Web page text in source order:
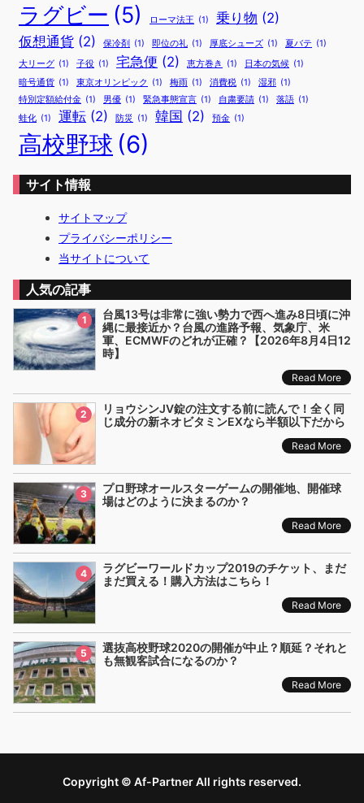
ラグビー (5) ローマ法王 (1) 乗り物 (2)
仮想通貨 (2) 保冷剤 (1) 即位の礼 (1) 厚底シューズ (1) 夏バテ (1)
大リーグ (1) 子役 (1) 宅急便 (2) 恵方巻き (1) 日本の気候 (1)
暗号通貨 (1) 東京オリンピック (1) 梅雨 (1) 消費税 (1) 湿邪 (1)
特別定額給付金 (1) 男優 (1) 緊急事態宣言 (1) 自粛要請 (1) 落語 (1)
蛙化 (1) 運転 (2) 防災 (1) 韓国 (2) 預金 (1)
高校野球 (6)
サイト情報
サイトマップ
プライバシーポリシー
当サイトについて
人気の記事
1
台風13号は非常に強い勢力で西へ進み8日頃に沖
縄に最接近か？台風の進路予報、気象庁、米
軍、ECMWFのどれが正確？【2026年8月4日12
時】
Read More
2
リョウシンJV錠の注文する前に読んで！全く同
じ成分の新ネオビタミンEXなら半額以下だから
Read More
3
プロ野球オールスターゲームの開催地、開催球
場はどのように決まるのか？
Read More
4
ラグビーワールドカップ2019のチケット、まだ
まだ買える！購入方法はこちら！
Read More
5
選抜高校野球2020の開催が中止？順延？それと
も無観客試合になるのか？
Read More
Copyright © Af-Partner All rights reserved.